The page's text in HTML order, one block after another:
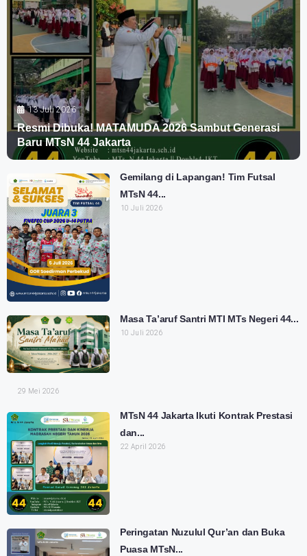
13 Juli 2026
Resmi Dibuka! MATAMUDA 2026 Sambut Generasi
Baru MTsN 44 Jakarta
Gemilang di Lapangan! Tim Futsal
MTsN 44...
10 Juli 2026
Masa Ta’aruf Santri MTI MTs Negeri 44...
10 Juli 2026
29 Mei 2026
MTsN 44 Jakarta Ikuti Kontrak Prestasi
dan...
22 April 2026
Peringatan Nuzulul Qur’an dan Buka
Puasa MTsN...